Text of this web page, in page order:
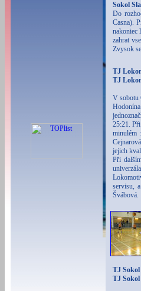
Sokol
Do
Casna).
nakoniec
zahrat
Zvysok
TJ
TJ
V sobotu
25:21.
minulém
jejich
Při
servisu,
Švábová.
TJ
TJ